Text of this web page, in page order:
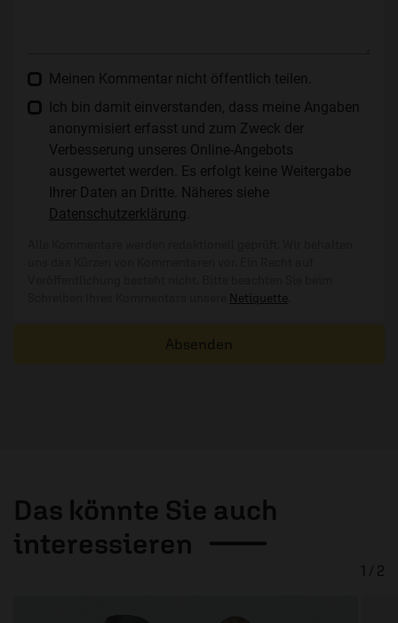
Meinen Kommentar nicht öffentlich teilen.
Ich bin damit einverstanden, dass meine Angaben
anonymisiert erfasst und zum Zweck der
Verbesserung unseres Online-Angebots
ausgewertet werden. Es erfolgt keine Weitergabe
Ihrer Daten an Dritte. Näheres siehe
Datenschutzerklärung
Netiquette
Absenden
Das könnte Sie auch
interessieren
1 / 2